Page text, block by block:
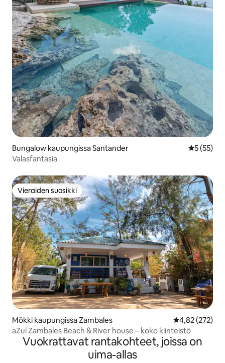
Bungalow kaupungissa Santander
5 (55)
Valasfantasia
Vieraiden suosikki
Vieraiden suosikki
Mökki kaupungissa Zambales
4,82 (272)
aZul Zambales Beach & River house – koko kiinteistö
Vuokrattavat rantakohteet, joissa on
uima-allas